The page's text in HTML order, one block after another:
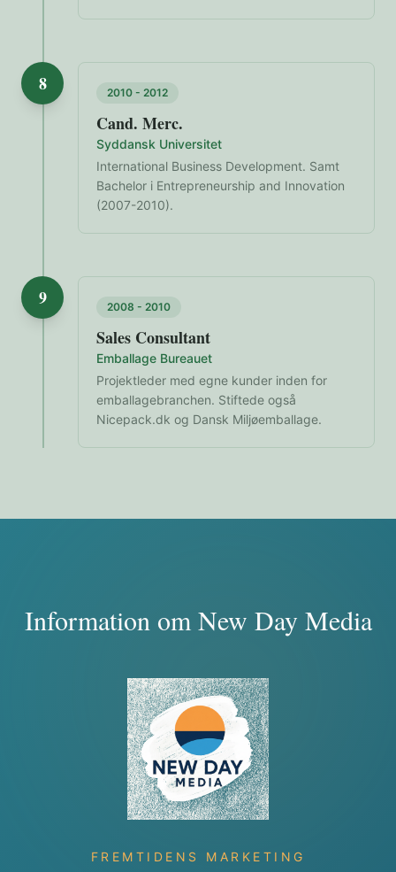
8 2010 - 2012
Cand. Merc.
Syddansk Universitet
International Business Development. Samt
Bachelor i Entrepreneurship and Innovation
(2007-2010).
9 2008 - 2010
Sales Consultant
Emballage Bureauet
Projektleder med egne kunder inden for
emballagebranchen. Stiftede også
Nicepack.dk og Dansk Miljøemballage.
Information om New Day Media
FREMTIDENS MARKETING